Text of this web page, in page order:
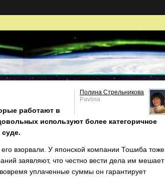
Полина Стрельникова
Pavlina
работают в
используют более категоричное
взорвали. У японской компании Тошиба тоже
заявляют, что честно вести дела им мешает
уплаченные суммы он гарантирует